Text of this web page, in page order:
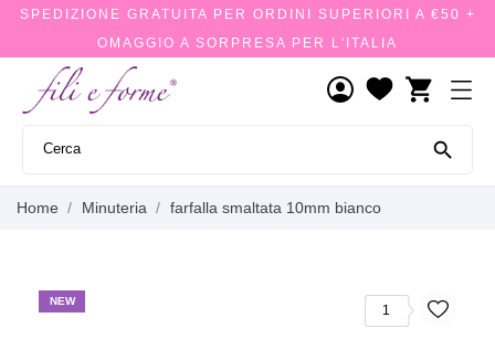
SPEDIZIONE GRATUITA PER ORDINI SUPERIORI A €50 +
OMAGGIO A SORPRESA PER L'ITALIA
shopping_cart

Home Minuteria farfalla smaltata 10mm bianco
NEW
1